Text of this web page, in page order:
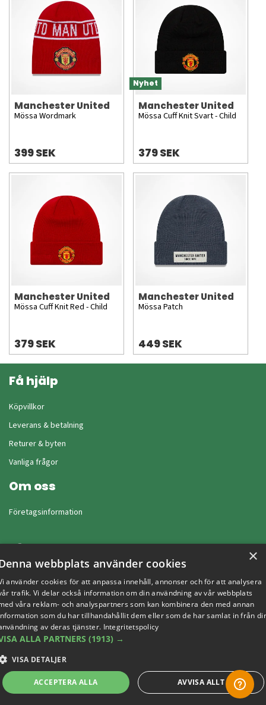
Manchester United
Mössa Wordmark
399 SEK
Nyhet
Manchester United
Mössa Cuff Knit Svart - Child
379 SEK
Manchester United
Mössa Cuff Knit Red - Child
379 SEK
Manchester United
Mössa Patch
449 SEK
Få hjälp
Köpvillkor
Leverans & betalning
Returer & byten
Vanliga frågor
Om oss
Företagsinformation
Copyright © 2019 This site is Licensed to 377 Sport AB
×
webbplats använder cookies
använder cookies för att anpassa innehåll, annonser och för att analysera
trafik. Vi delar också information om din användning av vår webbplats
våra reklam- och analyspartners som kan kombinera den med annan
som du har tillhandahållit dem eller som de har samlat in från
av deras tjänster. Integritetspolicy
ALLA PARTNERS (1913) →
VISA DETALJER
ACCEPTERA ALLA AVVISA ALLT